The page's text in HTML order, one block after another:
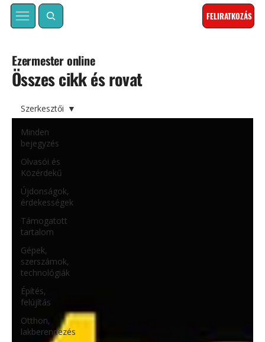
FELIRATKOZÁS
Összes cikk és rovat
Ezermester online
Minden
bejegyzés
Olvasói és
Közérdekű
Újdonságok,
érdekességek
Támogatott
tartalom
Gépek,
szerszámok,
technológiák
Építés,
felújítás
Otthon,
lakberendezés
Szerkesztői